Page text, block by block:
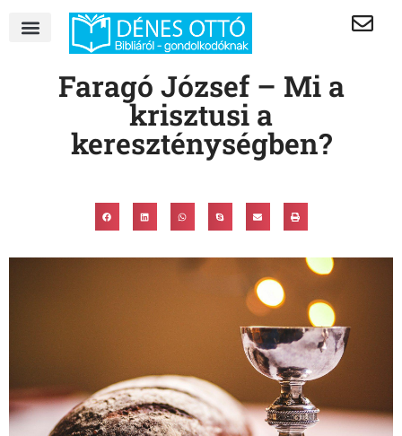
Faragó József – Mi a
krisztusi a
kereszténységben?